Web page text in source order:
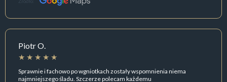
Piotr O.
Sprawnie i fachowo po wgniotkach zostały wspomnienia niema
najmniejszego śladu. Szczerze polecam każdemu